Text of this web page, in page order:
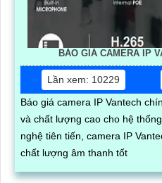
BÁO GIÁ CAMERA IP
Lần xem: 10229
Báo giá camera IP Vantech
và chất lượng cao cho hệ thống an
nghệ tiên tiến, camera IP
chất lượng âm thanh tốt